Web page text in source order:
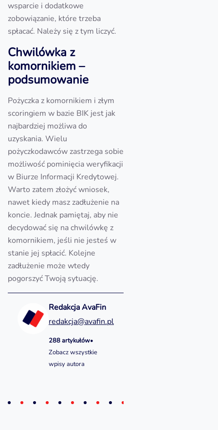
wsparcie i dodatkowe
zobowiązanie, które trzeba
spłacać. Należy się z tym liczyć.
Chwilówka z
komornikiem –
podsumowanie
Pożyczka z komornikiem i złym
scoringiem w bazie BIK jest jak
najbardziej możliwa do
uzyskania. Wielu
pożyczkodawców zastrzega sobie
możliwość pominięcia weryfikacji
w Biurze Informacji Kredytowej.
Warto zatem złożyć wniosek,
nawet kiedy masz zadłużenie na
koncie. Jednak pamiętaj, aby nie
decydować się na chwilówkę z
komornikiem, jeśli nie jesteś w
stanie jej spłacić. Kolejne
zadłużenie może wtedy
pogorszyć Twoją sytuację.
Redakcja AvaFin
redakcja@avafin.pl
288 artykułów•
Zobacz wszystkie
wpisy autora